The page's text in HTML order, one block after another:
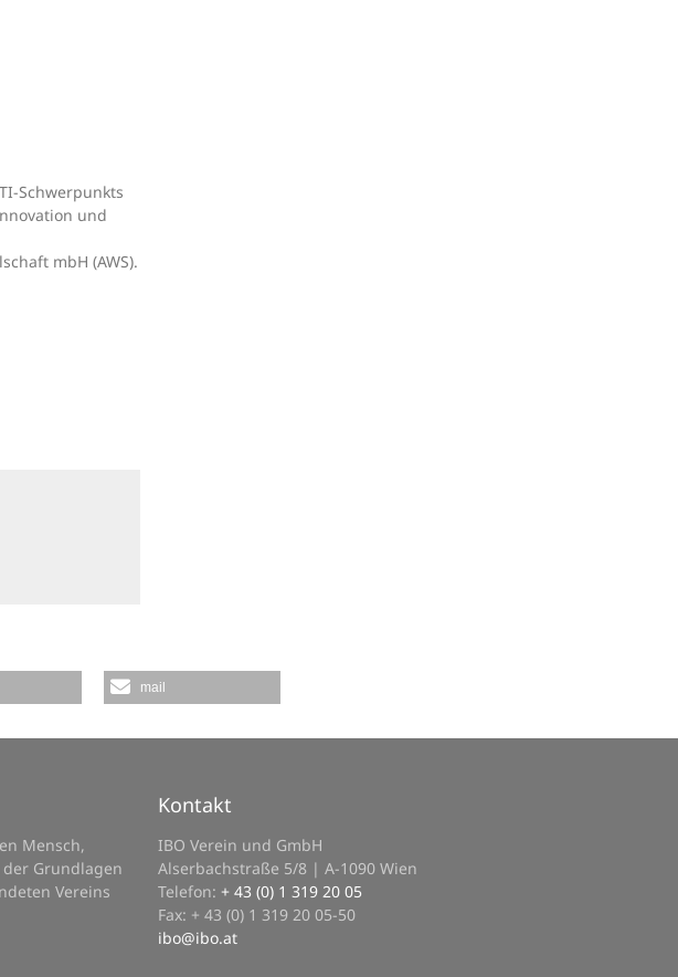
Schwerpunkts
und
mbH (AWS).
mail
Mensch,
Grundlagen
Vereins
Kontakt
IBO Verein und GmbH
Alserbachstraße 5/8 | A-1090 Wien
Telefon: + 43 (0) 1 319 20 05
Fax: + 43 (0) 1 319 20 05-50
ibo@ibo.at